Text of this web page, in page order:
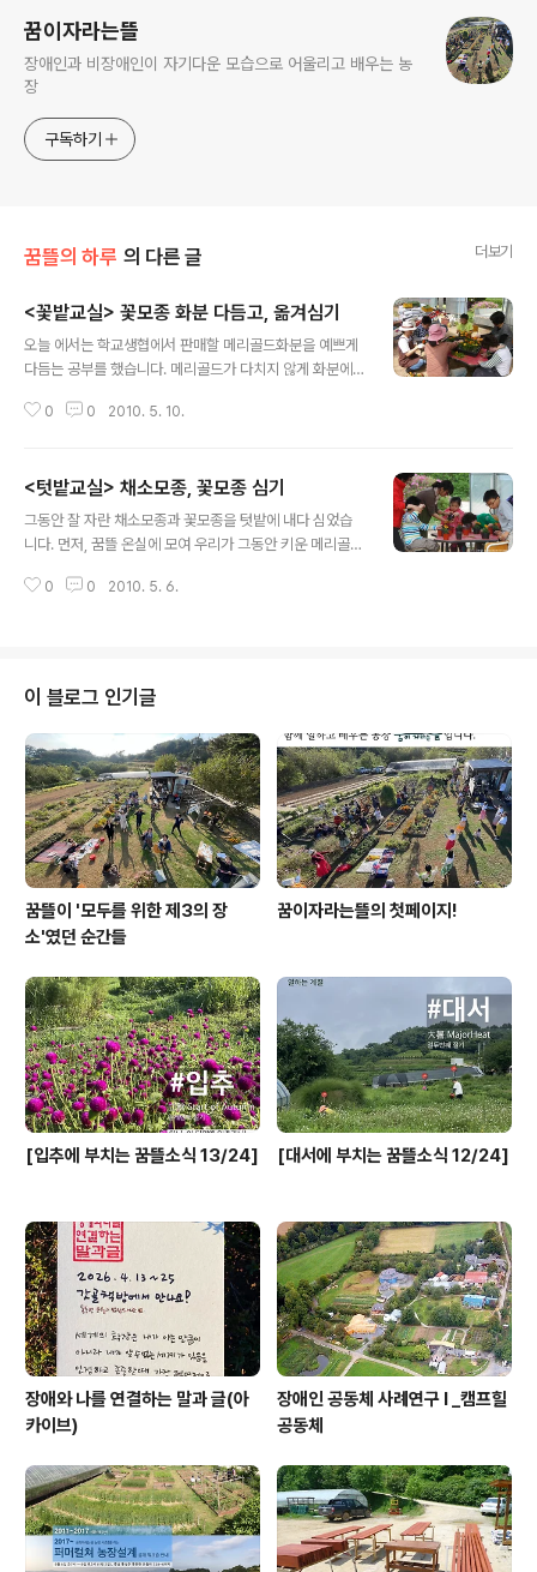
꿈이자라는뜰
장애인과 비장애인이 자기다운 모습으로 어울리고 배우는 농
장
구독하기
꿈뜰의 하루 의 다른 글 더보기
<꽃밭교실> 꽃모종 화분 다듬고, 옮겨심기
오늘 에서는 학교생협에서 판매할 메리골드화분을 예쁘게
다듬는 공부를 했습니다. 메리골드가 다치지 않게 화분에
는 이번 스승의날에 선생님들께 드릴 페튜니아 꽃모종을
0 0 2010. 5. 10.
<텃밭교실> 채소모종, 꽃모종 심기
그동안 잘 자란 채소모종과 꽃모종을 텃밭에 내다 심었습
니다. 먼저, 꿈뜰 온실에 모여 우리가 그동안 키운 메리골드
버이날에 부모님, 선생님들께세 드릴 꽃이랍니다!!^^ 예쁘
*이, 가*림이도 저쪽에서 풀을 뽑고 있네요. 각자 자기가
키운 채소모종을 심고 꽃도 옆에 예쁘게 심었답니다. 오이
야~ 잘 자라라!! 5월의 푸르름이 참 예쁩니다. 와~ 다 심었
다!! 너무 예쁘지요? 얼른얼른 잘 자라면 좋겠습니다^^
0 0 2010. 5. 6.
이 블로그 인기글
꿈뜰이 '모두를 위한 제3의 장
소'였던 순간들
꿈이자라는뜰의 첫페이지!
[입추에 부치는 꿈뜰소식 13/24] [대서에 부치는 꿈뜰소식 12/24]
장애와 나를 연결하는 말과 글(아
카이브)
장애인 공동체 사례연구 I _캠프힐
공동체